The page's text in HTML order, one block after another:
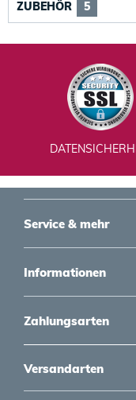
ZUBEHÖR 5
Service & mehr
Informationen
Zahlungsarten
Versandarten